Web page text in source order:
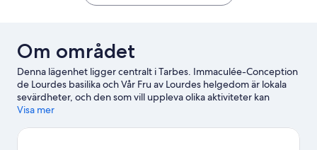
Om området
Denna lägenhet ligger centralt i Tarbes. Immaculée-Conception
de Lourdes basilika och Vår Fru av Lourdes helgedom är lokala
sevärdheter, och den som vill uppleva olika aktiviteter kan
besöka Tarbes Les Tumulus golfklubb och Tarbes golfbana.
besök.
Visa mer